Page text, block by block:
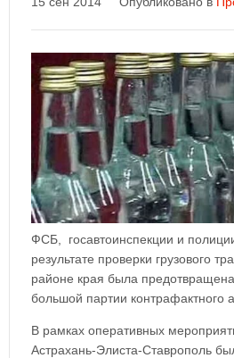
ФСБ, госавтоинспекции и
результате проверки грузового
районе края была
большой партии контрафактного
В рамках оперативных
Астрахань-Элиста-Ставрополь